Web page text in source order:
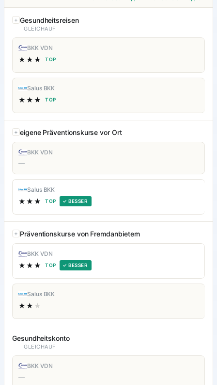
Gesundheitsreisen
GLEICHAUF
BKK VDN
★★★ TOP
Salus BKK
★★★ TOP
eigene Präventionskurse vor Ort
BKK VDN
—
Salus BKK
★★★ TOP ✓ BESSER
Präventionskurse von Fremdanbietern
BKK VDN
★★★ TOP ✓ BESSER
Salus BKK
★★ ★
Gesundheitskonto
GLEICHAUF
BKK VDN
—